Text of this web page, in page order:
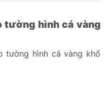
tường hình cá vàng
tường hình cá vàng khổ